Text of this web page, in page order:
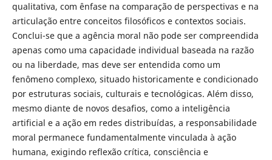
qualitativa, com ênfase na comparação de perspectivas e na
articulação entre conceitos filosóficos e contextos sociais.
Conclui-se que a agência moral não pode ser compreendida
apenas como uma capacidade individual baseada na razão
ou na liberdade, mas deve ser entendida como um
fenômeno complexo, situado historicamente e condicionado
por estruturas sociais, culturais e tecnológicas. Além disso,
mesmo diante de novos desafios, como a inteligência
artificial e a ação em redes distribuídas, a responsabilidade
moral permanece fundamentalmente vinculada à ação
humana, exigindo reflexão crítica, consciência e